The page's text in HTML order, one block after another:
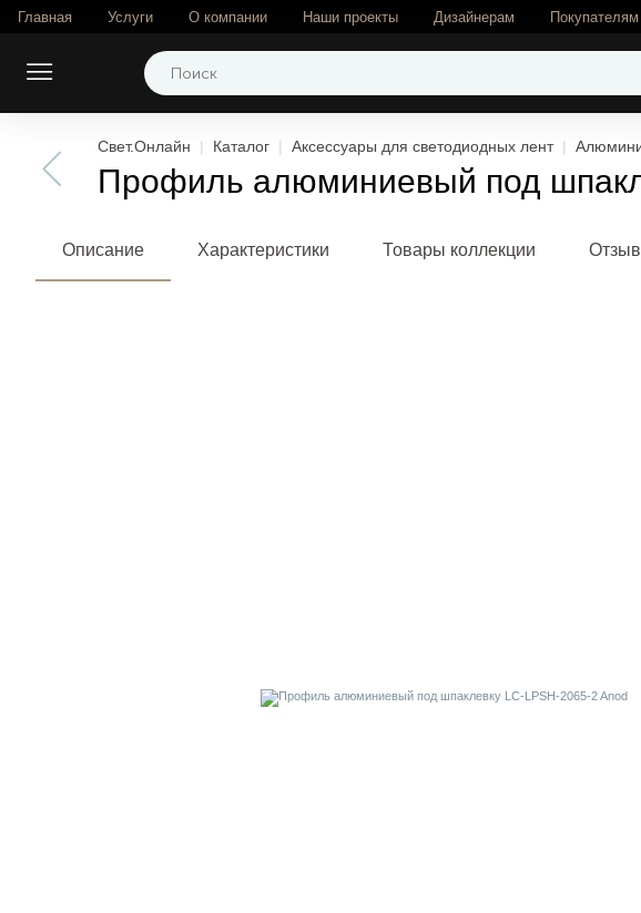
Главная Услуги О компании Наши проекты Дизайнерам Покупателям
Свет.Онлайн Каталог Аксессуары для светодиодных лент
Профиль алюминиевый под
Описание Характеристики Товары коллекции